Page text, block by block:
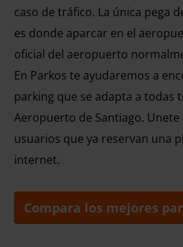
caso de tráfico. La única pega
es donde aparcar en el
oficial del aeropuerto
En Parkos te ayudaremos a
parking que se adapta a todas
Aeropuerto de Santiago. Unete
usuarios que ya reservan una
internet.
Compara los mejores